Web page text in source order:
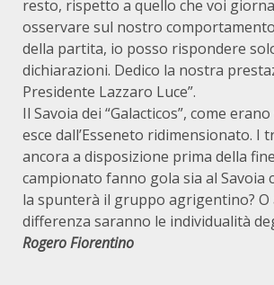
resto, rispetto a quello che voi
osservare sul nostro
della partita, io posso rispondere
dichiarazioni. Dedico la nostra
Presidente Lazzaro Luce”.
Il Savoia dei “Galacticos”, come
esce dall’Esseneto ridimensionato. I
ancora a disposizione prima della
campionato fanno gola sia al Savoia
la spunterà il gruppo agrigentino? O
differenza saranno le individualità
Rogero Fiorentino